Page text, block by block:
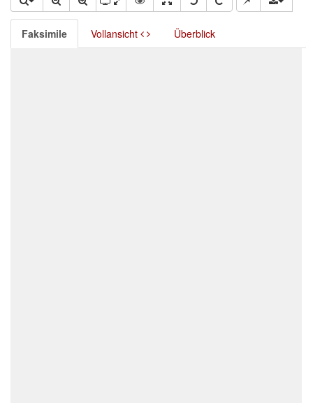
Faksimile Vollansicht Überblick